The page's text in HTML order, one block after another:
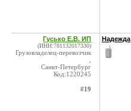
Гусько Е.В. ИП
(ИНН:781132017330)
Грузовладелец-перевозчик
Санкт-Петербург
Код:1220245
#19
Надежда